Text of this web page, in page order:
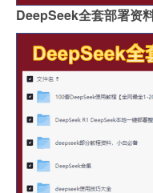
DeepSeek全套部署资